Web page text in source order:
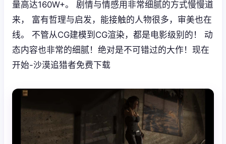
量高达160W+。 剧情与情感用非常细腻的方式慢慢道
来， 富有哲理与启发，能接触的人物很多，审美也在
线。 不管从CG建模到CG渲染，都是电影级别的！ 动
态内容也非常的细腻！绝对是不可错过的大作！现在
开始-沙漠追猎者免费下载